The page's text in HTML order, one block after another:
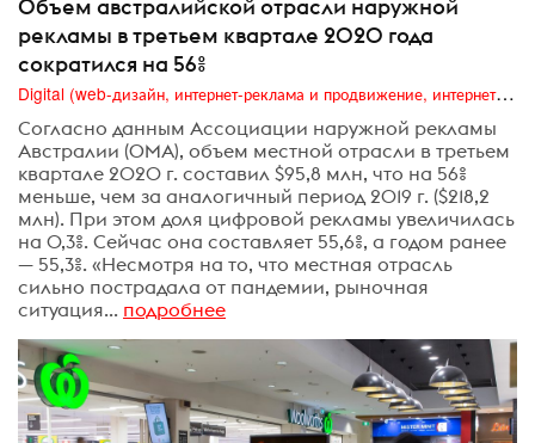
Объем австралийской отрасли наружной
рекламы в третьем квартале 2020 года
сократился на 56%
Digital (web-дизайн, интернет-реклама и продвижение, интернет-сообщества и блоги, интернет-коммуникации, мобильный маркетинг, реклама на цифровых экранах)
Согласно данным Ассоциации наружной рекламы
Австралии (OMA), объем местной отрасли в третьем
квартале 2020 г. составил $95,8 млн, что на 56%
меньше, чем за аналогичный период 2019 г. ($218,2
млн). При этом доля цифровой рекламы увеличилась
на 0,3%. Сейчас она составляет 55,6%, а годом ранее
— 55,3%. «Несмотря на то, что местная отрасль
сильно пострадала от пандемии, рыночная
ситуация... подробнее